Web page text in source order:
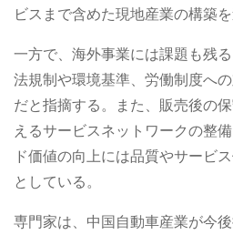
ビスまで含めた現地産業の構築
一方で、海外事業には課題も残
法規制や環境基準、労働制度へ
だと指摘する。また、販売後の
えるサービスネットワークの整
ド価値の向上には品質やサービ
としている。
専門家は、中国自動車産業が今